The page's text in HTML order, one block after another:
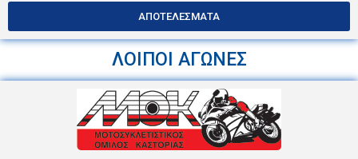
ΑΠΟΤΕΛΕΣΜΑΤΑ
ΛΟΙΠΟΙ ΑΓΩΝΕΣ